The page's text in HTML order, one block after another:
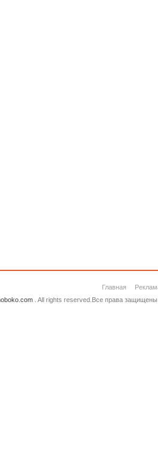
Главная
. All rights reserved.Все права защищены.